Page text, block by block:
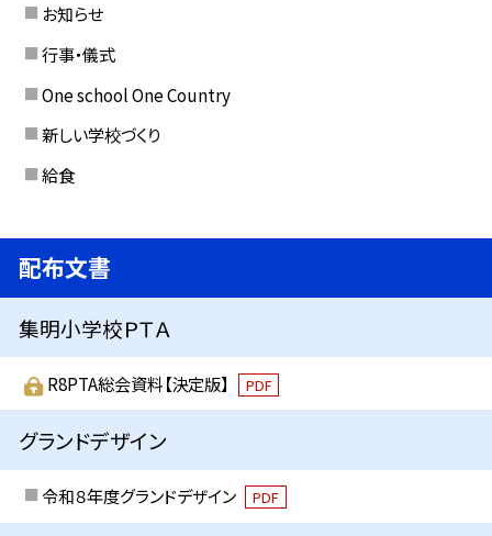
お知らせ
行事・儀式
One school One Country
新しい学校づくり
給食
配布文書
集明小学校ＰＴＡ
R8PTA総会資料【決定版】 PDF
グランドデザイン
令和８年度グランドデザイン PDF